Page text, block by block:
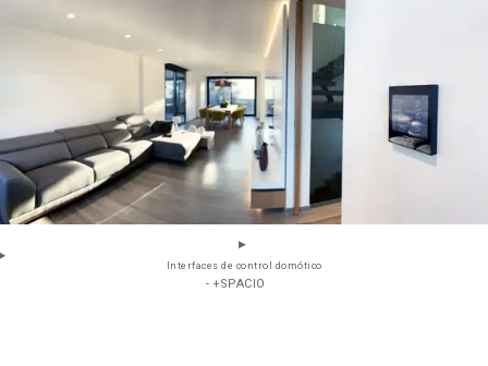
Interfaces de control domótico
- +SPACIO